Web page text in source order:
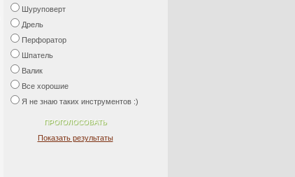
Шуруповерт
Дрель
Перфоратор
Шпатель
Валик
Все хорошие
Я не знаю таких инструментов :)
Показать результаты